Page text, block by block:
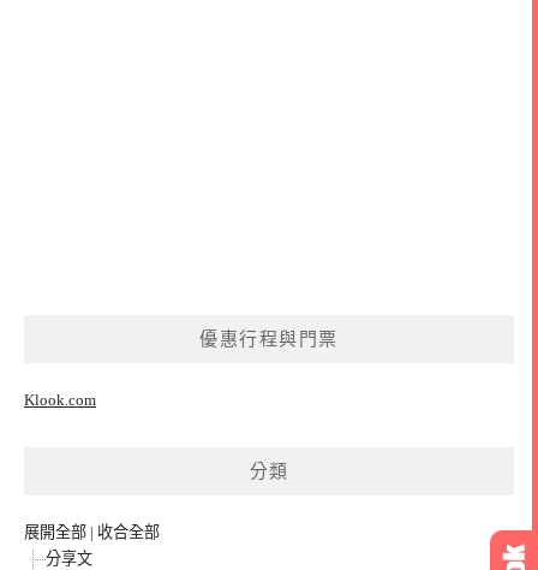
優惠行程與門票
Klook.com
分類
展開全部 | 收合全部
分享文